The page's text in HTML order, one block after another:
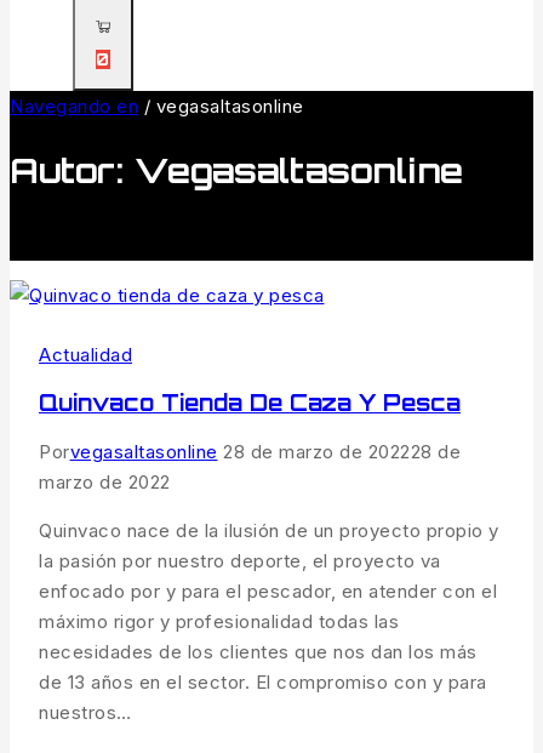
0
Navegando en / vegasaltasonline
Autor: Vegasaltasonline
Actualidad
Quinvaco Tienda De Caza Y Pesca
Porvegasaltasonline 28 de marzo de 202228 de
marzo de 2022
Quinvaco nace de la ilusión de un proyecto propio y
la pasión por nuestro deporte, el proyecto va
enfocado por y para el pescador, en atender con el
máximo rigor y profesionalidad todas las
necesidades de los clientes que nos dan los más
de 13 años en el sector. El compromiso con y para
nuestros…